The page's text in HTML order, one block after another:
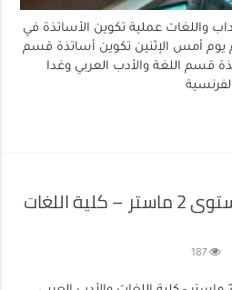
واللغات عملية تكوين الأساتذة في
يوم أمس الإثنين تكوين أساتذة قسم
قسم اللغة والأدب العربي وغدا
نتائج دراسة ملفات مستوى 2 ماستر‎ – كلية اللغات
187